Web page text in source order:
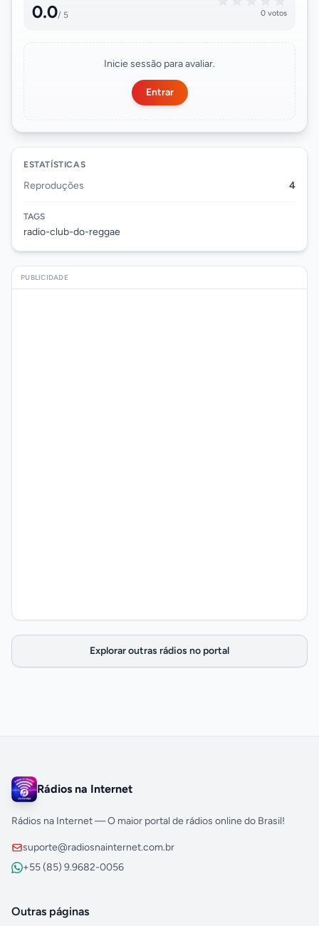
0.0/ 5 0 votos
Inicie sessão para avaliar.
Entrar
ESTATÍSTICAS
Reproduções 4
TAGS
radio-club-do-reggae
PUBLICIDADE
Explorar outras rádios no portal
Rádios na Internet
Rádios na Internet — O maior portal de rádios online do Brasil!
suporte@radiosnainternet.com.br
+55 (85) 9.9682-0056
Outras páginas